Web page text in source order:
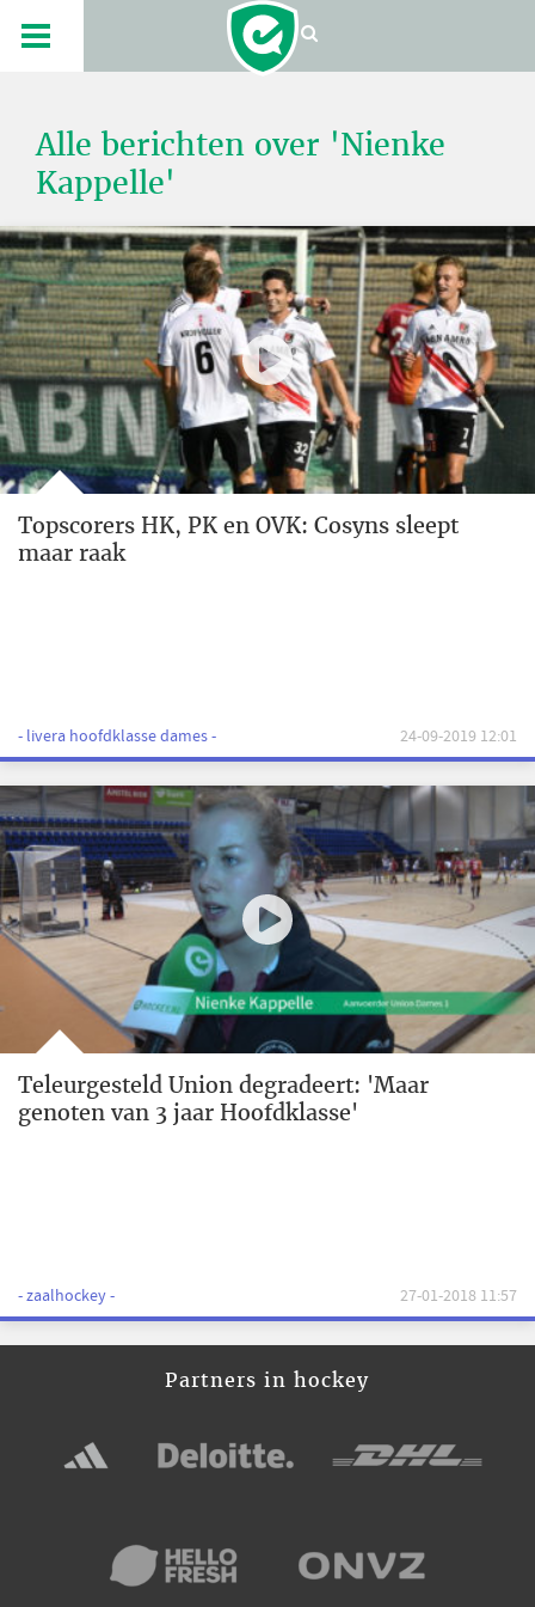
Alle berichten over 'Nienke
Kappelle'
Topscorers HK, PK en OVK: Cosyns sleept
maar raak
- livera hoofdklasse dames - 24-09-2019 12:01
Teleurgesteld Union degradeert: 'Maar
genoten van 3 jaar Hoofdklasse'
- zaalhockey - 27-01-2018 11:57
Partners in hockey